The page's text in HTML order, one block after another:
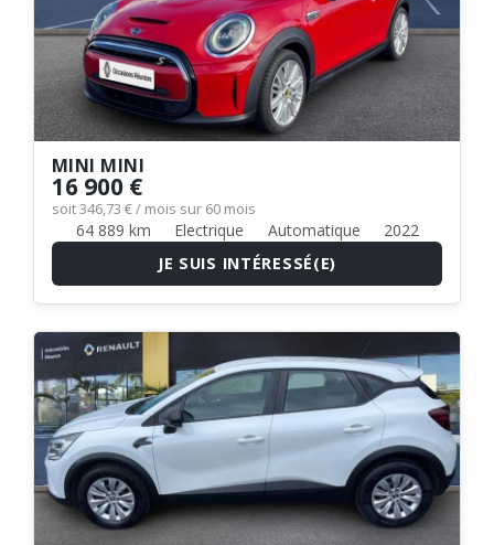
MINI MINI
16 900 €
soit 346,73 € / mois sur 60 mois
64 889 km Electrique Automatique
2022
JE SUIS INTÉRESSÉ(E)